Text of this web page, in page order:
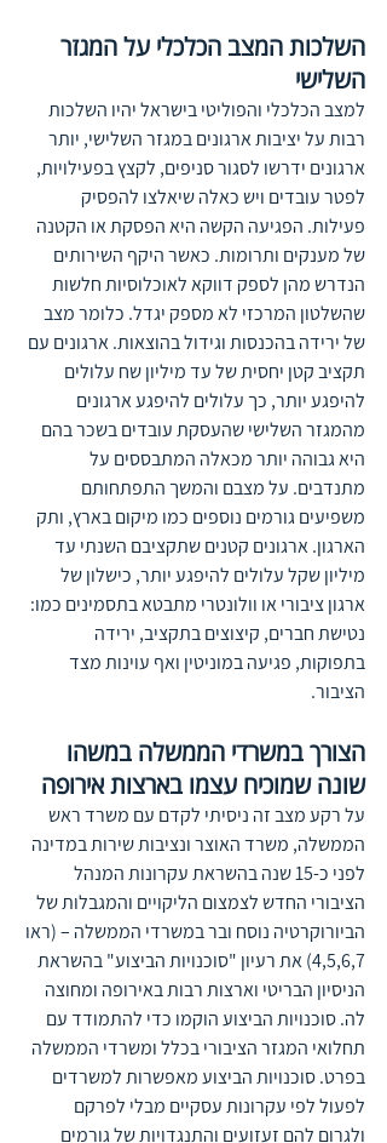
השלכות המצב הכלכלי על המגזר
השלישי
למצב הכלכלי והפוליטי בישראל יהיו השלכות
רבות על יציבות ארגונים במגזר השלישי, יותר
ארגונים ידרשו לסגור סניפים, לקצץ בפעילויות,
לפטר עובדים ויש כאלה שיאלצו להפסיק
פעילות. הפגיעה הקשה היא הפסקת או הקטנה
של מענקים ותרומות. כאשר היקף השירותים
הנדרש מהן לספק דווקא לאוכלוסיות חלשות
שהשלטון המרכזי לא מספק יגדל. כלומר מצב
של ירידה בהכנסות וגידול בהוצאות. ארגונים עם
תקציב קטן יחסית של עד מיליון שח עלולים
להיפגע יותר, כך עלולים להיפגע ארגונים
מהמגזר השלישי שהעסקת עובדים בשכר בהם
היא גבוהה יותר מכאלה המתבססים על
מתנדבים. על מצבם והמשך התפתחותם
משפיעים גורמים נוספים כמו מיקום בארץ, ותק
הארגון. ארגונים קטנים שתקציבם השנתי עד
מיליון שקל עלולים להיפגע יותר, כישלון של
ארגון ציבורי או וולונטרי מתבטא בתסמינים כמו:
נטישת חברים, קיצוצים בתקציב, ירידה
בתפוקות, פגיעה במוניטין ואף עוינות מצד
הציבור.
הצורך במשרדי הממשלה במשהו
שונה שמוכיח עצמו בארצות אירופה
על רקע מצב זה ניסיתי לקדם עם משרד ראש
הממשלה, משרד האוצר ונציבות שירות במדינה
לפני כ-15 שנה בהשראת עקרונות המנהל
הציבורי החדש לצמצום הליקויים והמגבלות של
הביורוקרטיה נוסח ובר במשרדי הממשלה – (ראו
4,5,6,7) את רעיון "סוכנויות הביצוע" בהשראת
הניסיון הבריטי וארצות רבות באירופה ומחוצה
לה. סוכנויות הביצוע הוקמו כדי להתמודד עם
תחלואי המגזר הציבורי בכלל ומשרדי הממשלה
בפרט. סוכנויות הביצוע מאפשרות למשרדים
לפעול לפי עקרונות עסקיים מבלי לפרקם
ולגרום להם זעזועים והתנגדויות של גורמים